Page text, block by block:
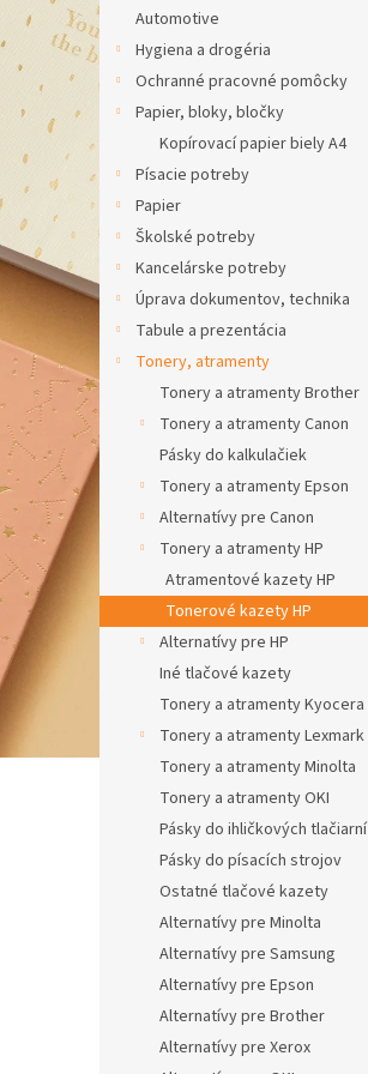
Automotive
Hygiena a drogéria
Ochranné pracovné pomôcky
Papier, bloky, bločky
Kopírovací papier biely A4
Písacie potreby
Papier
Školské potreby
Kancelárske potreby
Úprava dokumentov, technika
Tabule a prezentácia
Tonery, atramenty
Tonery a atramenty Brother
Tonery a atramenty Canon
Pásky do kalkulačiek
Tonery a atramenty Epson
Alternatívy pre Canon
Tonery a atramenty HP
Atramentové kazety HP
Tonerové kazety HP
Alternatívy pre HP
Iné tlačové kazety
Tonery a atramenty Kyocera
Tonery a atramenty Lexmark
Tonery a atramenty Minolta
Tonery a atramenty OKI
Pásky do ihličkových tlačiarní
Pásky do písacích strojov
Ostatné tlačové kazety
Alternatívy pre Minolta
Alternatívy pre Samsung
Alternatívy pre Epson
Alternatívy pre Brother
Alternatívy pre Xerox